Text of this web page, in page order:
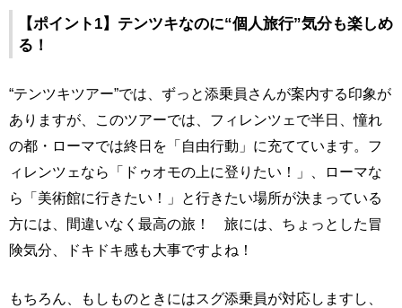
【ポイント1】テンツキなのに“個人旅行”気分も楽しめ
る！
“テンツキツアー”では、ずっと添乗員さんが案内する印象が
ありますが、このツアーでは、フィレンツェで半日、憧れ
の都・ローマでは終日を「自由行動」に充てています。フ
ィレンツェなら「ドゥオモの上に登りたい！」、ローマな
ら「美術館に行きたい！」と行きたい場所が決まっている
方には、間違いなく最高の旅！ 旅には、ちょっとした冒
険気分、ドキドキ感も大事ですよね！
もちろん、もしものときにはスグ添乗員が対応しますし、